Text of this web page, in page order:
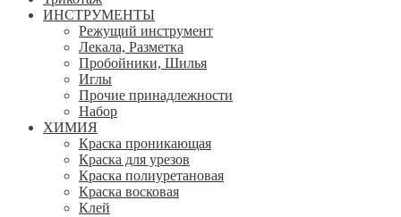
ИНСТРУМЕНТЫ
Режущий инструмент
Лекала, Разметка
Пробойники, Шилья
Иглы
Прочие принадлежности
Набор
ХИМИЯ
Краска проникающая
Краска для урезов
Краска полиуретановая
Краска восковая
Клей